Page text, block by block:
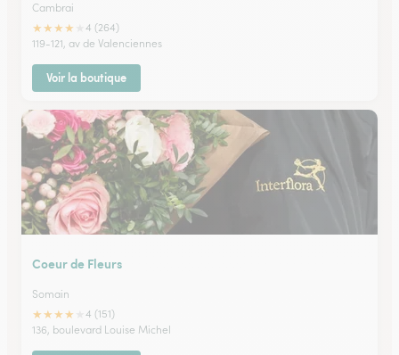
Cambrai
★★★★
4 (264)
119-121, av de Valenciennes
Voir la boutique
Coeur de Fleurs
Somain
★★★★
4 (151)
136, boulevard Louise Michel